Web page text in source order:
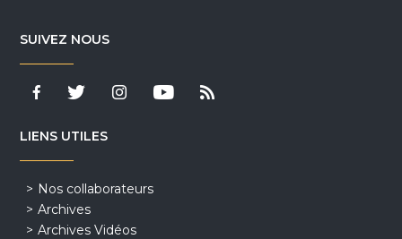
SUIVEZ NOUS
LIENS UTILES
Nos collaborateurs
Archives
Archives Vidéos